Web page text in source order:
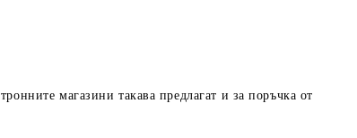
магазини такава предлагат и за поръчка от